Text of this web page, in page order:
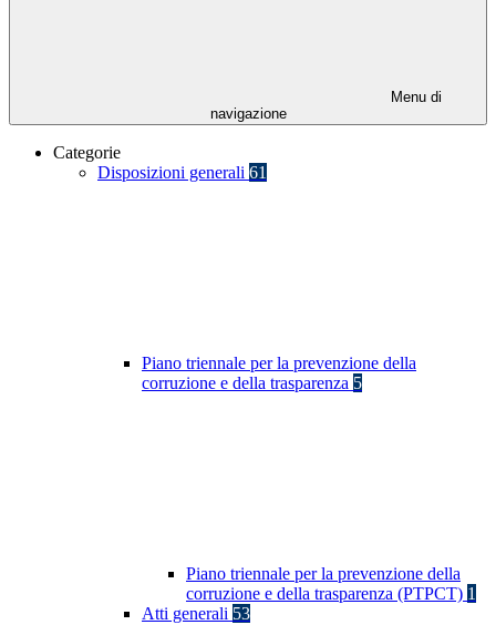
Menu di
navigazione
Categorie
Disposizioni generali 61
Piano triennale per la prevenzione della
corruzione e della trasparenza 5
Piano triennale per la prevenzione della
corruzione e della trasparenza (PTPCT) 1
Atti generali 53